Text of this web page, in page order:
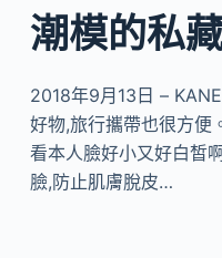
潮模的私
2018年9月13日 –
好物,旅行攜帶也很方便
看本人臉好小又好白皙
臉,防止肌膚脫皮…